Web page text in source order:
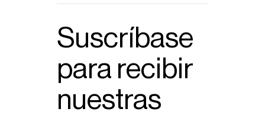
Suscríbase
para recibir
nuestras